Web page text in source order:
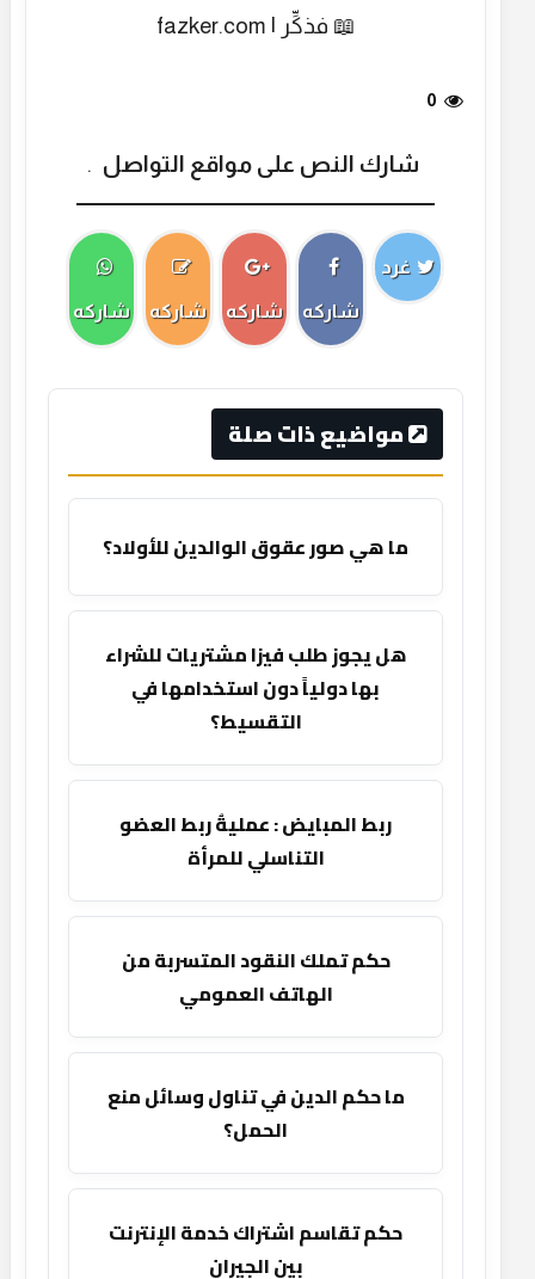
📖 فذكِّر | fazker.com
0
شارك النص على مواقع التواصل .
غرد
شاركه شاركه شاركه شاركه
مواضيع ذات صلة
ما هي صور عقوق الوالدين للأولاد؟
هل يجوز طلب فيزا مشتريات للشراء
بها دولياً دون استخدامها في
التقسيط؟
ربط المبايض : عمليةُ ربط العضو
التناسلي للمرأة
حكم تملك النقود المتسربة من
الهاتف العمومي
ما حكم الدين في تناول وسائل منع
الحمل؟
حكم تقاسم اشتراك خدمة الإنترنت
بين الجيران